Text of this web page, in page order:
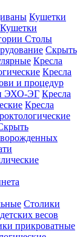
Кушетки
Кушетки
Столы
Скрыть
Кресла
Кресла
и процедур
ЭХО-ЭГ Кресла
Кресла
Столики
весов
прикроватные